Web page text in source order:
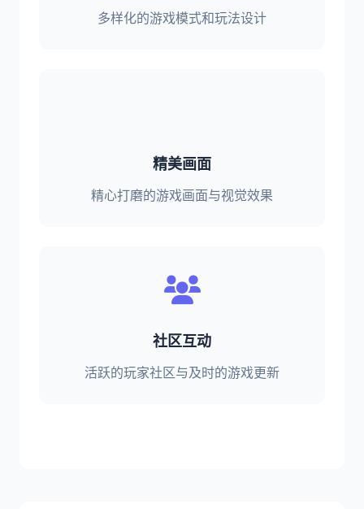
多样化的游戏模式和玩法设计
精美画面
精心打磨的游戏画面与视觉效果
社区互动
活跃的玩家社区与及时的游戏更新